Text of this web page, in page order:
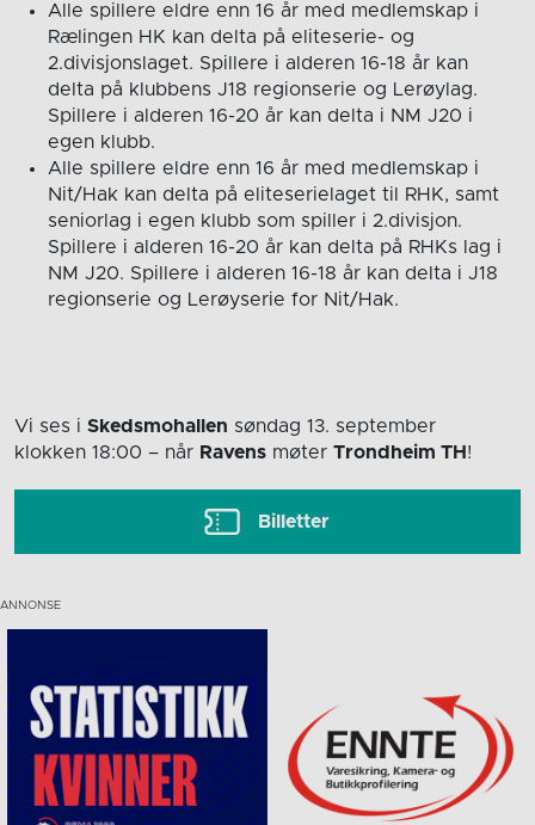
Alle spillere eldre enn 16 år med medlemskap i
Rælingen HK kan delta på eliteserie- og
2.divisjonslaget. Spillere i alderen 16-18 år kan
delta på klubbens J18 regionserie og Lerøylag.
Spillere i alderen 16-20 år kan delta i NM J20 i
egen klubb.
Alle spillere eldre enn 16 år med medlemskap i
Nit/Hak kan delta på eliteserielaget til RHK, samt
seniorlag i egen klubb som spiller i 2.divisjon.
Spillere i alderen 16-20 år kan delta på RHKs lag i
NM J20. Spillere i alderen 16-18 år kan delta i J18
regionserie og Lerøyserie for Nit/Hak.
Vi ses i Skedsmohallen søndag 13. september
klokken 18:00 – når Ravens møter Trondheim TH !
Billetter